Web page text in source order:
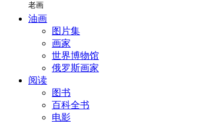
老画
油画
图片集
画家
世界博物馆
俄罗斯画家
阅读
图书
百科全书
电影